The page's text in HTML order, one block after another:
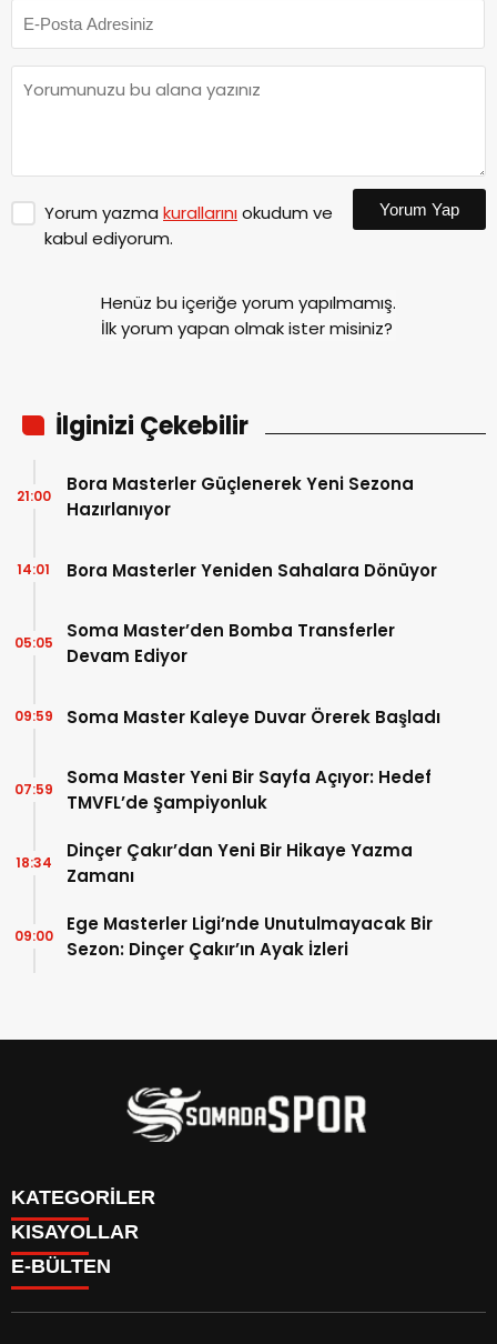
Yorum yazma kurallarınıokudum ve
kabul ediyorum.
Yorum Yap
Henüz bu içeriğe yorum yapılmamış.
İlk yorum yapan olmak ister misiniz?
İlginizi Çekebilir
Bora Masterler Güçlenerek Yeni Sezona
Hazırlanıyor
21:00
Bora Masterler Yeniden Sahalara Dönüyor
14:01
Soma Master’den Bomba Transferler
Devam Ediyor
05:05
Soma Master Kaleye Duvar Örerek Başladı
09:59
Soma Master Yeni Bir Sayfa Açıyor: Hedef
TMVFL’de Şampiyonluk
07:59
Dinçer Çakır’dan Yeni Bir Hikaye Yazma
Zamanı
18:34
Ege Masterler Ligi’nde Unutulmayacak Bir
Sezon: Dinçer Çakır’ın Ayak İzleri
09:00
KATEGORİLER
İletişim
İstatistikler & Puan Durumu & Fikstür
KISAYOLLAR
Genel
Somaspor
E-BÜLTEN